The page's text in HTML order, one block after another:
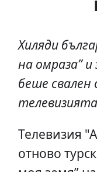
Хиляди
на омраза”
беше свален
Телевизия
отново